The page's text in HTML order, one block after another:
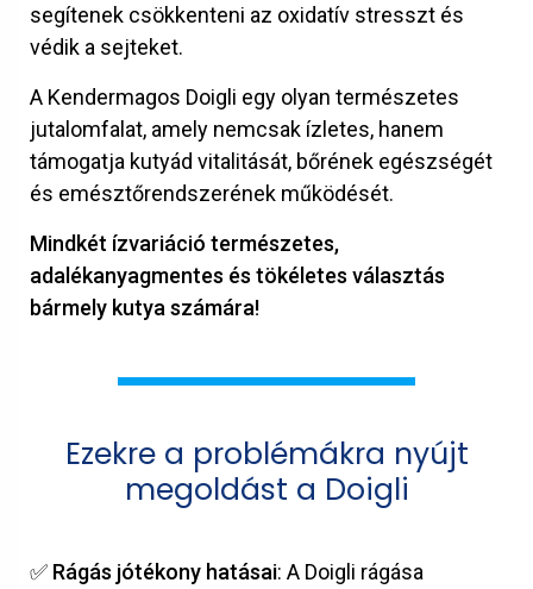
segítenek csökkenteni az oxidatív stresszt és
védik a sejteket.
A Kendermagos Doigli egy olyan természetes
jutalomfalat, amely nemcsak ízletes, hanem
támogatja kutyád vitalitását, bőrének egészségét
és emésztőrendszerének működését.
Mindkét ízvariáció természetes,
adalékanyagmentes és tökéletes választás
bármely kutya számára!
Ezekre a problémákra nyújt
megoldást a Doigli
✅ Rágás jótékony hatásai: A Doigli rágása